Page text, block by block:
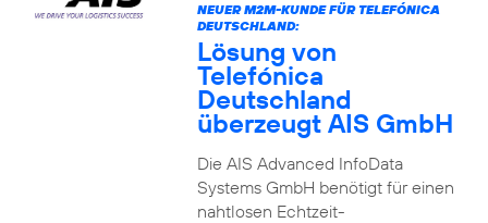
NEUER M2M-KUNDE FÜR TELEFÓNICA
DEUTSCHLAND:
Lösung von
Telefónica
Deutschland
überzeugt AIS GmbH
Die AIS Advanced InfoData
Systems GmbH benötigt für einen
nahtlosen Echtzeit-